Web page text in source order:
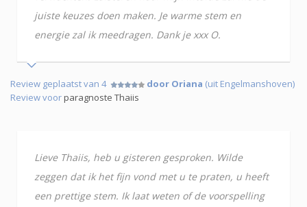
juiste keuzes doen maken. Je warme stem en
energie zal ik meedragen. Dank je xxx O.
Review geplaatst van 4 door Oriana (uit Engelmanshoven)
Review voorparagnoste Thaiis
Lieve Thaiis, heb u gisteren gesproken. Wilde
zeggen dat ik het fijn vond met u te praten, u heeft
een prettige stem. Ik laat weten of de voorspelling